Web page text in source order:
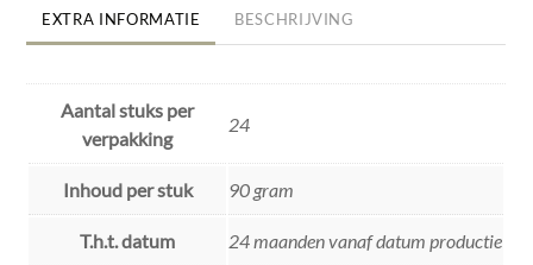
EXTRA INFORMATIE BESCHRIJVING
Aantal stuks per
verpakking
24
Inhoud per stuk 90 gram
T.h.t. datum 24 maanden vanaf datum productie